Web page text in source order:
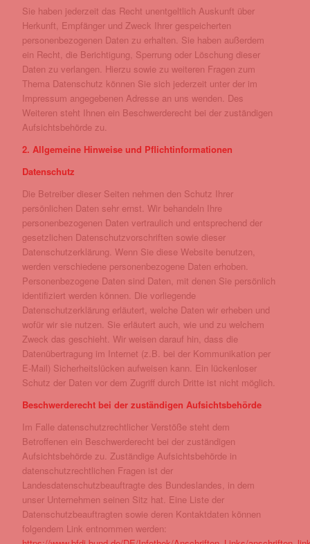
Sie haben jederzeit das Recht unentgeltlich Auskunft über
Herkunft, Empfänger und Zweck Ihrer gespeicherten
personenbezogenen Daten zu erhalten. Sie haben außerdem
ein Recht, die Berichtigung, Sperrung oder Löschung dieser
Daten zu verlangen. Hierzu sowie zu weiteren Fragen zum
Thema Datenschutz können Sie sich jederzeit unter der im
Impressum angegebenen Adresse an uns wenden. Des
Weiteren steht Ihnen ein Beschwerderecht bei der zuständigen
Aufsichtsbehörde zu.
2. Allgemeine Hinweise und Pflichtinformationen
Datenschutz
Die Betreiber dieser Seiten nehmen den Schutz Ihrer
persönlichen Daten sehr ernst. Wir behandeln Ihre
personenbezogenen Daten vertraulich und entsprechend der
gesetzlichen Datenschutzvorschriften sowie dieser
Datenschutzerklärung. Wenn Sie diese Website benutzen,
werden verschiedene personenbezogene Daten erhoben.
Personenbezogene Daten sind Daten, mit denen Sie persönlich
identifiziert werden können. Die vorliegende
Datenschutzerklärung erläutert, welche Daten wir erheben und
wofür wir sie nutzen. Sie erläutert auch, wie und zu welchem
Zweck das geschieht. Wir weisen darauf hin, dass die
Datenübertragung im Internet (z.B. bei der Kommunikation per
E-Mail) Sicherheitslücken aufweisen kann. Ein lückenloser
Schutz der Daten vor dem Zugriff durch Dritte ist nicht möglich.
Beschwerderecht bei der zuständigen Aufsichtsbehörde
Im Falle datenschutzrechtlicher Verstöße steht dem
Betroffenen ein Beschwerderecht bei der zuständigen
Aufsichtsbehörde zu. Zuständige Aufsichtsbehörde in
datenschutzrechtlichen Fragen ist der
Landesdatenschutzbeauftragte des Bundeslandes, in dem
unser Unternehmen seinen Sitz hat. Eine Liste der
Datenschutzbeauftragten sowie deren Kontaktdaten können
folgendem Link entnommen werden: